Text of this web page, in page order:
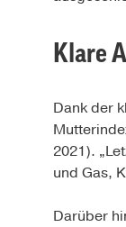
Klare
Dank der
2021).
und Gas,
Darüber